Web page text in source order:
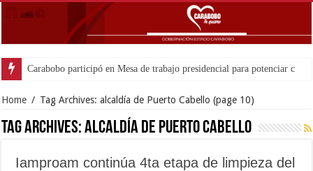
Home / Tag Archives: alcaldía de Puerto Cabello (page 10)
Tag Archives:alcaldía de Puerto Cabello
Iamproam continúa 4ta etapa de limpieza del